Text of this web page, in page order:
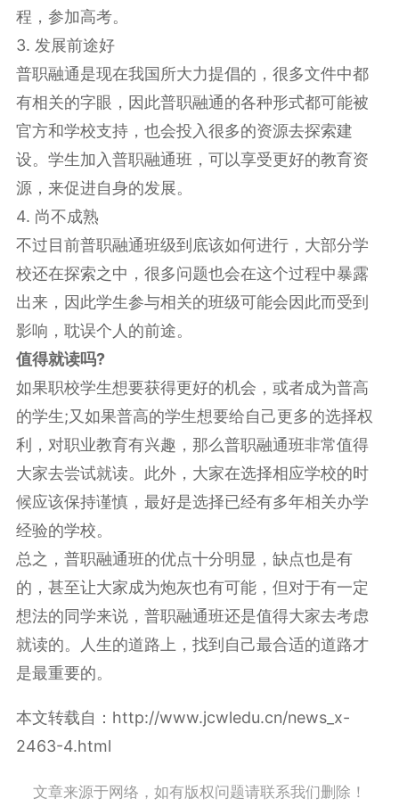
程，参加高考。
3. 发展前途好
普职融通是现在我国所大力提倡的，很多文件中都
有相关的字眼，因此普职融通的各种形式都可能被
官方和学校支持，也会投入很多的资源去探索建
设。学生加入普职融通班，可以享受更好的教育资
源，来促进自身的发展。
4. 尚不成熟
不过目前普职融通班级到底该如何进行，大部分学
校还在探索之中，很多问题也会在这个过程中暴露
出来，因此学生参与相关的班级可能会因此而受到
影响，耽误个人的前途。
值得就读吗?
如果职校学生想要获得更好的机会，或者成为普高
的学生;又如果普高的学生想要给自己更多的选择权
利，对职业教育有兴趣，那么普职融通班非常值得
大家去尝试就读。此外，大家在选择相应学校的时
候应该保持谨慎，最好是选择已经有多年相关办学
经验的学校。
总之，普职融通班的优点十分明显，缺点也是有
的，甚至让大家成为炮灰也有可能，但对于有一定
想法的同学来说，普职融通班还是值得大家去考虑
就读的。人生的道路上，找到自己最合适的道路才
是最重要的。
本文转载自：http://www.jcwledu.cn/news_x-
2463-4.html
文章来源于网络，如有版权问题请联系我们删除！